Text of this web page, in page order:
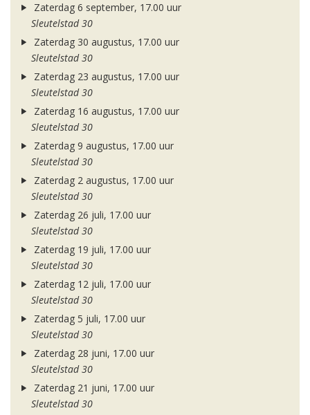
Zaterdag 6 september, 17.00 uur
Sleutelstad 30
Zaterdag 30 augustus, 17.00 uur
Sleutelstad 30
Zaterdag 23 augustus, 17.00 uur
Sleutelstad 30
Zaterdag 16 augustus, 17.00 uur
Sleutelstad 30
Zaterdag 9 augustus, 17.00 uur
Sleutelstad 30
Zaterdag 2 augustus, 17.00 uur
Sleutelstad 30
Zaterdag 26 juli, 17.00 uur
Sleutelstad 30
Zaterdag 19 juli, 17.00 uur
Sleutelstad 30
Zaterdag 12 juli, 17.00 uur
Sleutelstad 30
Zaterdag 5 juli, 17.00 uur
Sleutelstad 30
Zaterdag 28 juni, 17.00 uur
Sleutelstad 30
Zaterdag 21 juni, 17.00 uur
Sleutelstad 30